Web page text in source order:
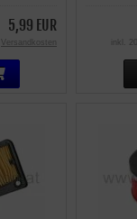
5,99 EUR
Versandkosten inkl.